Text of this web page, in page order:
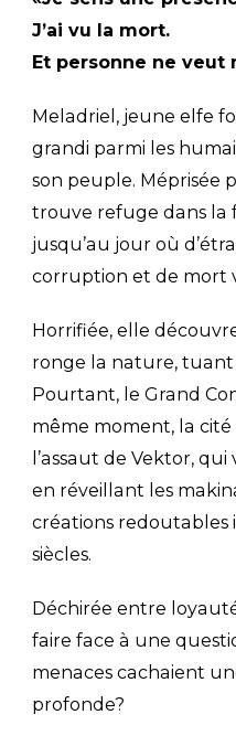
J’ai vu la mort.
Et personne ne veut
Meladriel, jeune elfe
grandi parmi les
son peuple. Méprisée
trouve refuge dans la
jusqu’au jour où
corruption et de mort
Horrifiée, elle
ronge la nature, tuant
Pourtant, le Grand
même moment, la
l’assaut de Vektor,
en réveillant les
créations redoutables
siècles.
Déchirée entre
faire face à une
menaces cachaient
profonde?